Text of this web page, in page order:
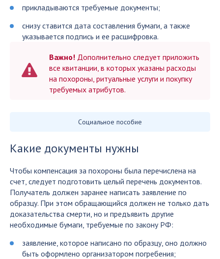
прикладываются требуемые документы;
снизу ставится дата составления бумаги, а также
указывается подпись и ее расшифровка.
Важно! Дополнительно следует приложить
все квитанции, в которых указаны расходы
на похороны, ритуальные услуги и покупку
требуемых атрибутов.
Социальное пособие
Какие документы нужны
Чтобы компенсация за похороны была перечислена на
счет, следует подготовить целый перечень документов.
Получатель должен заранее написать заявление по
образцу. При этом обращающийся должен не только дать
доказательства смерти, но и предъявить другие
необходимые бумаги, требуемые по закону РФ:
заявление, которое написано по образцу, оно должно
быть оформлено организатором погребения;